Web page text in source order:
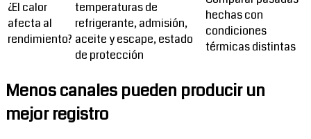
¿El calor
afecta al
rendimiento?
temperaturas de
refrigerante, admisión,
aceite y escape, estado
de protección
hechas con
condiciones
térmicas distintas
Menos canales pueden producir un
mejor registro